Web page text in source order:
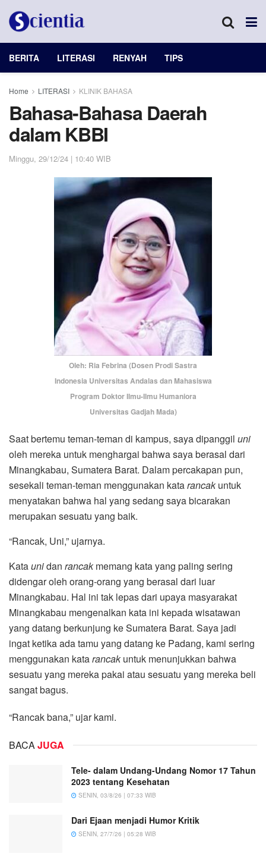
BERITA LITERASI RENYAH TIPS
Home LITERASI KLINIK BAHASA
Bahasa-Bahasa Daerah
dalam KBBI
Minggu, 29/12/24 | 10:40 WIB
Oleh: Ria Febrina (Dosen Prodi Sastra
Indonesia Universitas Andalas dan Mahasiswa
Program Doktor Ilmu-Ilmu Humaniora
Universitas Gadjah Mada)
Saat bertemu teman-teman di kampus, saya dipanggil uni
oleh mereka untuk menghargai bahwa saya berasal dari
Minangkabau, Sumatera Barat. Dalam percakapan pun,
sesekali teman-teman menggunakan katarancakuntuk
menyatakan bahwa hal yang sedang saya bicarakan
merupakan sesuatu yang baik.
“Rancak, Uni,” ujarnya.
Kataunidan rancakmemang kata yang paling sering
didengar oleh orang-orang yang berasal dari luar
Minangkabau. Hal ini tak lepas dari upaya masyarakat
Minangkabau mengenalkan kata ini kepada wisatawan
yang datang berkunjung ke Sumatera Barat. Saya jadi
ingat ketika ada tamu yang datang ke Padang, kami sering
menggunakan katarancakuntuk menunjukkan bahwa
sesuatu yang mereka pakai atau sesuatu yang mereka beli
sangat bagus.
“Rancak bana,” ujar kami.
BACAJUGA
Tele- dalam Undang-Undang Nomor 17 Tahun
2023 tentang Kesehatan
SENIN, 03/8/26 | 07:33 WIB
Dari Ejaan menjadi Humor Kritik
SENIN, 27/7/26 | 05:28 WIB